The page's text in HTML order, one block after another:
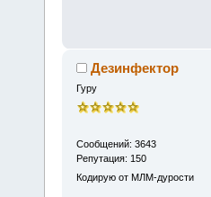
Дезинфектор
Гуру
Сообщений: 3643
Репутация: 150
Кодирую от МЛМ-дурости